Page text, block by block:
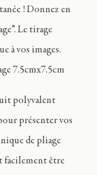
! Donnez en
Le tirage
à vos images.
7.5cmx7.5cm
polyvalent
présenter vos
de pliage
facilement être